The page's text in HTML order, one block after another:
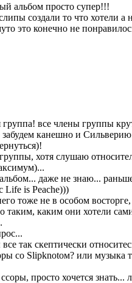
альбом просто супер!!!
создали то что хотели а
это конечно не
группа! все члены группы
канешно и
хотя слушаю
даже не знаю...
Life is Peache)))
тоже не в особом
таким, каким они хотели
так скептически
со Slipknotом? или музыка
просто хочется